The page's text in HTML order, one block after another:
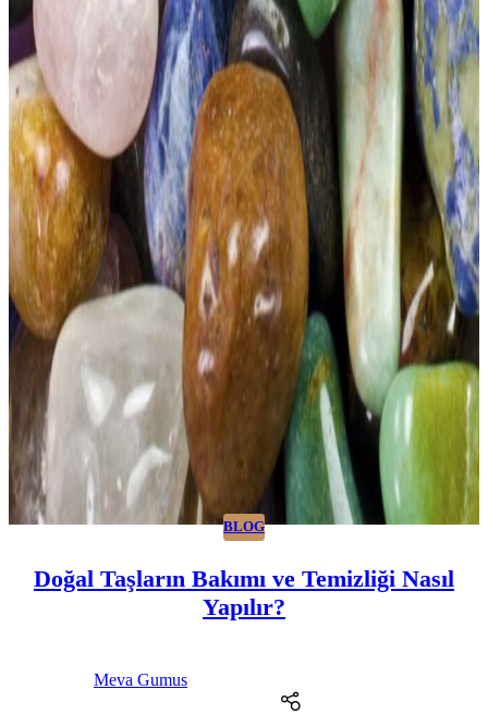
BLOG
Doğal Taşların Bakımı ve Temizliği Nasıl
Yapılır?
Meva Gumus